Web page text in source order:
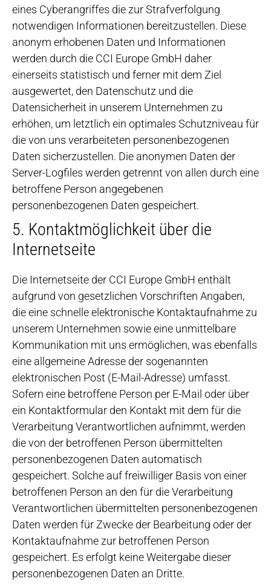
eines Cyberangriffes die zur Strafverfolgung
notwendigen Informationen bereitzustellen. Diese
anonym erhobenen Daten und Informationen
werden durch die CCI Europe GmbH daher
einerseits statistisch und ferner mit dem Ziel
ausgewertet, den Datenschutz und die
Datensicherheit in unserem Unternehmen zu
erhöhen, um letztlich ein optimales Schutzniveau für
die von uns verarbeiteten personenbezogenen
Daten sicherzustellen. Die anonymen Daten der
Server-Logfiles werden getrennt von allen durch eine
betroffene Person angegebenen
personenbezogenen Daten gespeichert.
5. Kontaktmöglichkeit über die
Internetseite
Die Internetseite der CCI Europe GmbH enthält
aufgrund von gesetzlichen Vorschriften Angaben,
die eine schnelle elektronische Kontaktaufnahme zu
unserem Unternehmen sowie eine unmittelbare
Kommunikation mit uns ermöglichen, was ebenfalls
eine allgemeine Adresse der sogenannten
elektronischen Post (E-Mail-Adresse) umfasst.
Sofern eine betroffene Person per E-Mail oder über
ein Kontaktformular den Kontakt mit dem für die
Verarbeitung Verantwortlichen aufnimmt, werden
die von der betroffenen Person übermittelten
personenbezogenen Daten automatisch
gespeichert. Solche auf freiwilliger Basis von einer
betroffenen Person an den für die Verarbeitung
Verantwortlichen übermittelten personenbezogenen
Daten werden für Zwecke der Bearbeitung oder der
Kontaktaufnahme zur betroffenen Person
gespeichert. Es erfolgt keine Weitergabe dieser
personenbezogenen Daten an Dritte.